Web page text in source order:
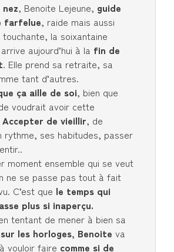
, Benoite Lejeune, guide
farfelue, raide mais aussi
la soixantaine
aujourd’hui à la fin de
. Elle prend sa retraite, sa
tant d’autres.
ça aille de soi, bien que
voudrait avoir cette
Accepter de vieillir, de
rythme, ses habitudes, passer
moment ensemble qui se veut
ne se passe pas tout à fait
C’est que le temps qui
plus si inaperçu.
tentant de mener à bien sa
sur les horloges, Benoite va
vouloir faire comme si de